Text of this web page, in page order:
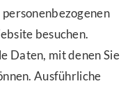
besuchen.
Daten, mit denen Sie
Ausführliche